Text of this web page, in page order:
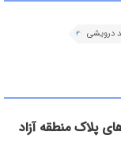
درویشی
پلاک منطقه آزاد